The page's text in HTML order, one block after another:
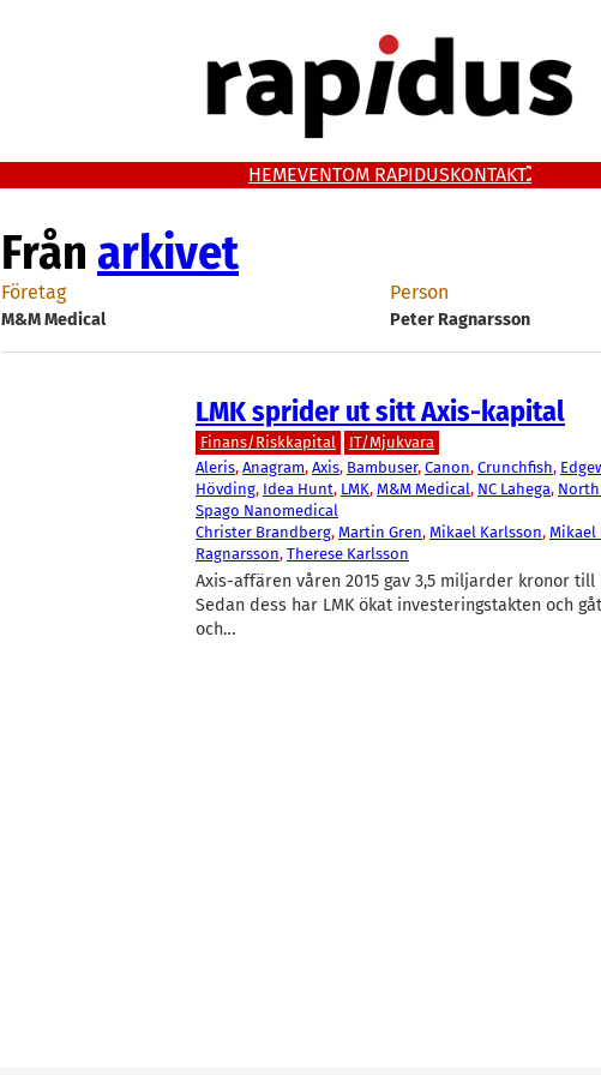
HEMEVENTOM RAPIDUSKONTAKT
Från arkivet
Företag
M&M Medical
Person
Peter Ragnarsson
LMK sprider ut sitt Axis-kapital
Finans/Riskkapital IT/Mjukvara
Aleris, Anagram, Axis, Bambuser, Canon, Crunchfish,
Hövding, Idea Hunt, LMK, M&M Medical, NC Lahega,
Spago Nanomedical
Christer Brandberg, Martin Gren, Mikael Karlsson, Mikael
Ragnarsson, Therese Karlsson
Axis-affären våren 2015 gav 3,5 miljarder kronor till
Sedan dess har LMK ökat investeringstakten och
och…